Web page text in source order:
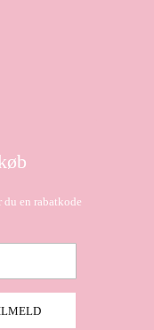
en rabatkode